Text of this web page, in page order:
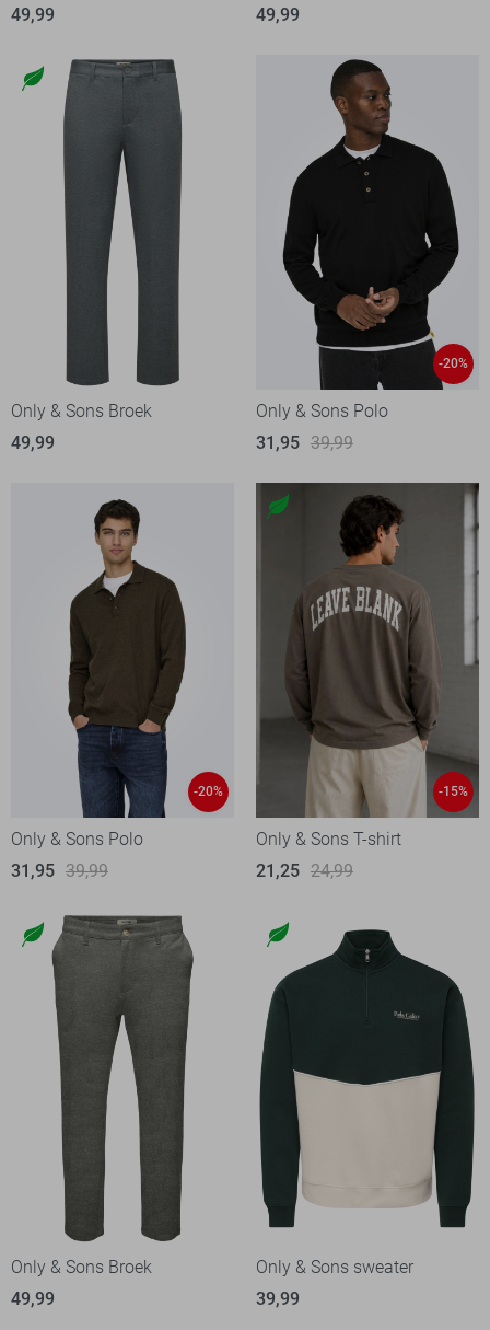
49,99
49,99
Only & Sons Broek
49,99
-20%
Only & Sons Polo
31,95 39,99
-20%
Only & Sons Polo
31,95 39,99
-15%
Only & Sons T-shirt
21,25 24,99
Only & Sons Broek
49,99
Only & Sons sweater
39,99